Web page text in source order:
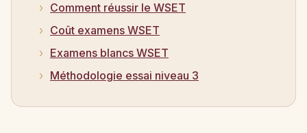
Comment réussir le WSET
Coût examens WSET
Examens blancs WSET
Méthodologie essai niveau 3